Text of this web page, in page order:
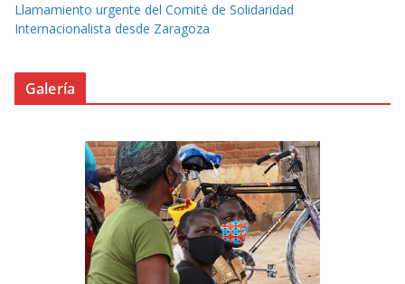
Llamamiento urgente del Comité de Solidaridad
Internacionalista desde Zaragoza
Galería